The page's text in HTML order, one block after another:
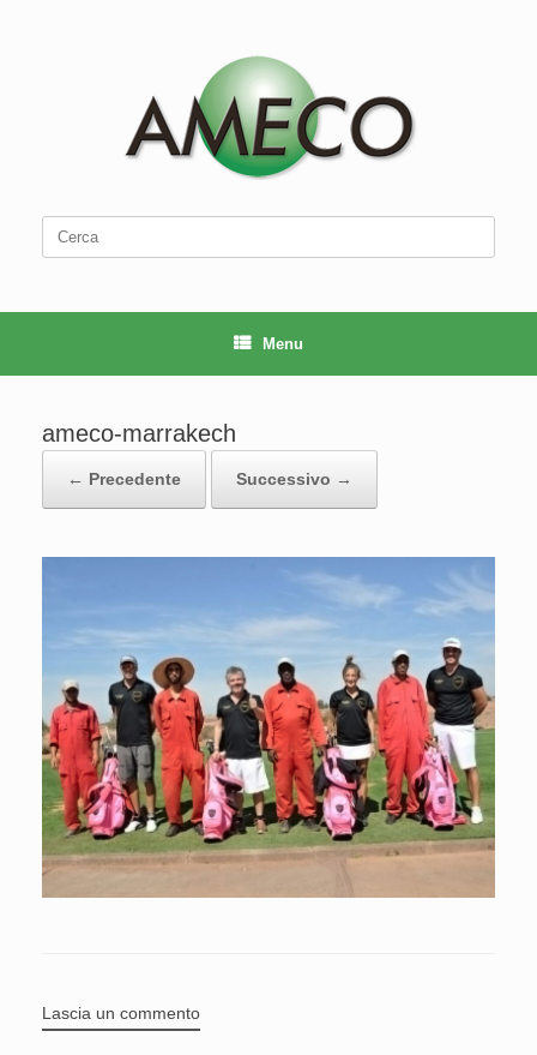
Ricerca
Menu
ameco-marrakech
← Precedente Successivo →
Lascia un commento